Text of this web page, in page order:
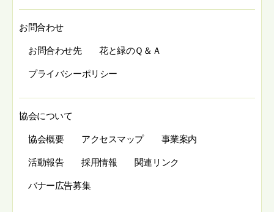
お問合わせ
お問合わせ先 花と緑のＱ＆Ａ
プライバシーポリシー
協会について
協会概要 アクセスマップ 事業案内
活動報告 採用情報 関連リンク
バナー広告募集